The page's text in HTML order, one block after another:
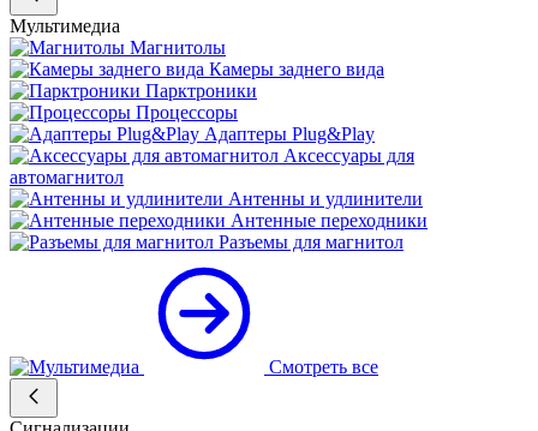
Мультимедиа
Магнитолы
Камеры заднего вида
Парктроники
Процессоры
Адаптеры Plug&Play
Аксессуары для
автомагнитол
Антенны и удлинители
Антенные переходники
Разъемы для магнитол
Смотреть все